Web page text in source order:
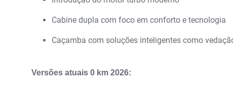
Cabine dupla com foco em conforto e tecnologia
Caçamba com soluções inteligentes como
Versões atuais 0 km 2026: